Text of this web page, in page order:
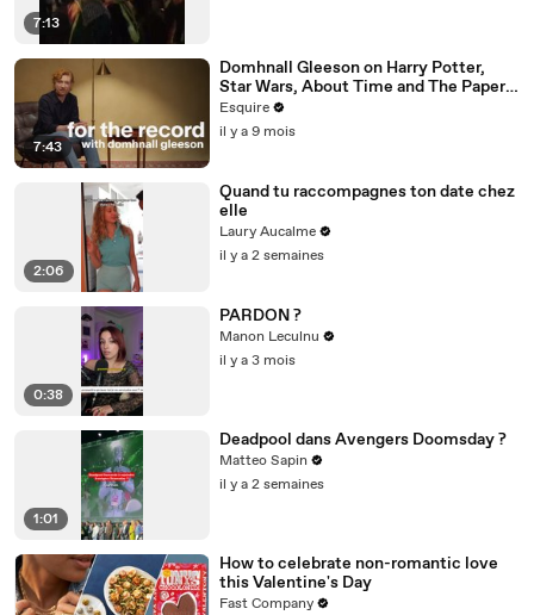
7:13
7:43
Domhnall Gleeson on Harry Potter,
Star Wars, About Time and The Paper |
For the Record | Esquire
Esquire
il y a 9 mois
2:06
Quand tu raccompagnes ton date chez
elle
Laury Aucalme
il y a 2 semaines
0:38
PARDON ?
Manon Leculnu
il y a 3 mois
1:01
Deadpool dans Avengers Doomsday ?
Matteo Sapin
il y a 2 semaines
How to celebrate non-romantic love
this Valentine's Day
Fast Company